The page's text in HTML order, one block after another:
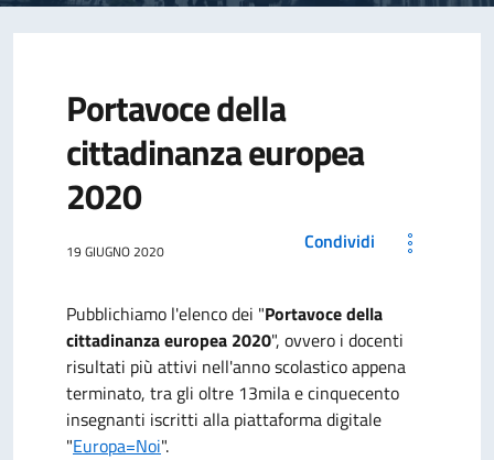
Portavoce della
cittadinanza europea
2020
19 GIUGNO 2020 Condividi
Pubblichiamo l'elenco dei "Portavoce della
cittadinanza europea 2020", ovvero i docenti
risultati più attivi nell'anno scolastico appena
terminato, tra gli oltre 13mila e cinquecento
insegnanti iscritti alla piattaforma digitale
"Europa=Noi".